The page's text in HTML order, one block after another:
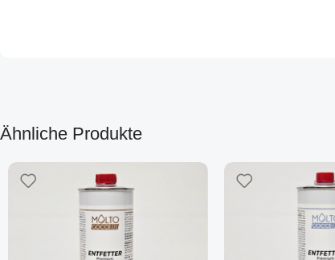
Ähnliche Produkte